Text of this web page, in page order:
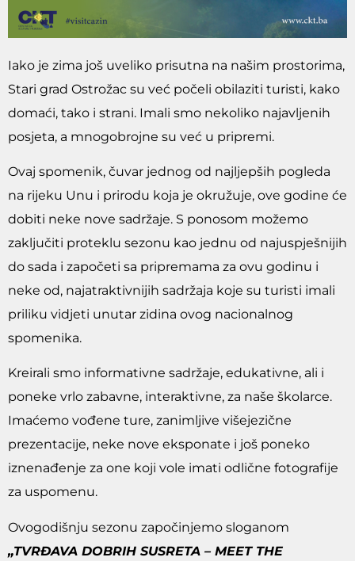
Iako je zima još uveliko prisutna na našim prostorima,
Stari grad Ostrožac su već počeli obilaziti turisti, kako
domaći, tako i strani. Imali smo nekoliko najavljenih
posjeta, a mnogobrojne su već u pripremi.
Ovaj spomenik, čuvar jednog od najljepših pogleda
na rijeku Unu i prirodu koja je okružuje, ove godine će
dobiti neke nove sadržaje. S ponosom možemo
zaključiti proteklu sezonu kao jednu od najuspješnijih
do sada i započeti sa pripremama za ovu godinu i
neke od, najatraktivnijih sadržaja koje su turisti imali
priliku vidjeti unutar zidina ovog nacionalnog
spomenika.
Kreirali smo informativne sadržaje, edukativne, ali i
poneke vrlo zabavne, interaktivne, za naše školarce.
Imaćemo vođene ture, zanimljive višejezične
prezentacije, neke nove eksponate i još poneko
iznenađenje za one koji vole imati odlične fotografije
za uspomenu.
Ovogodišnju sezonu započinjemo sloganom
„TVRĐAVA DOBRIH SUSRETA – MEET THE